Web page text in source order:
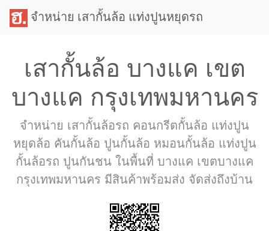
จำหน่าย เสากั้นล้อ แท่งปูนหยุดรถ
เสากั้นล้อ บางแค เขต
บางแค กรุงเทพมหานคร
จำหน่าย เสากั้นล้อรถ คอนกรีตกั้นล้อ แท่งปูน
หยุดล้อ คันกั้นล้อ ปูนกั้นล้อ หมอนกั้นล้อ แท่งปูน
กั้นล้อรถ ปูนกันชน ในพื้นที่ บางแค เขตบางแค
กรุงเทพมหานคร มีสินค้าพร้อมส่ง จัดส่งถึงบ้าน